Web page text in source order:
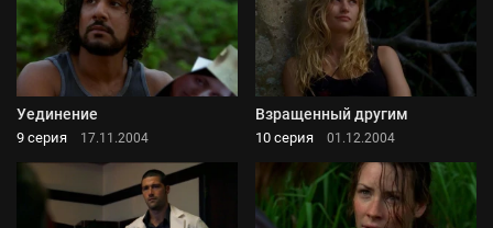
Уединение
9 серия 17.11.2004
Взращенный другим
10 серия 01.12.2004